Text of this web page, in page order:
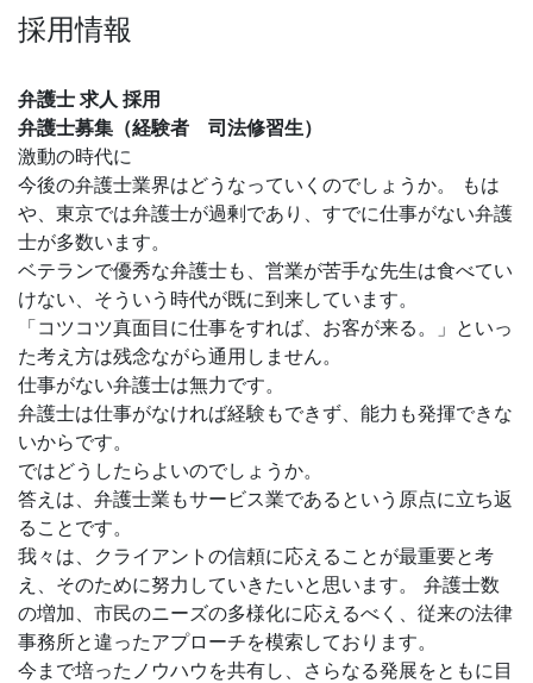
採用情報
弁護士 求人 採用
弁護士募集（経験者 司法修習生）
激動の時代に
今後の弁護士業界はどうなっていくのでしょうか。 もは
や、東京では弁護士が過剰であり、すでに仕事がない弁護
士が多数います。
ベテランで優秀な弁護士も、営業が苦手な先生は食べてい
けない、そういう時代が既に到来しています。
「コツコツ真面目に仕事をすれば、お客が来る。」といっ
た考え方は残念ながら通用しません。
仕事がない弁護士は無力です。
弁護士は仕事がなければ経験もできず、能力も発揮できな
いからです。
ではどうしたらよいのでしょうか。
答えは、弁護士業もサービス業であるという原点に立ち返
ることです。
我々は、クライアントの信頼に応えることが最重要と考
え、そのために努力していきたいと思います。 弁護士数
の増加、市民のニーズの多様化に応えるべく、従来の法律
事務所と違ったアプローチを模索しております。
今まで培ったノウハウを共有し、さらなる発展をともに目